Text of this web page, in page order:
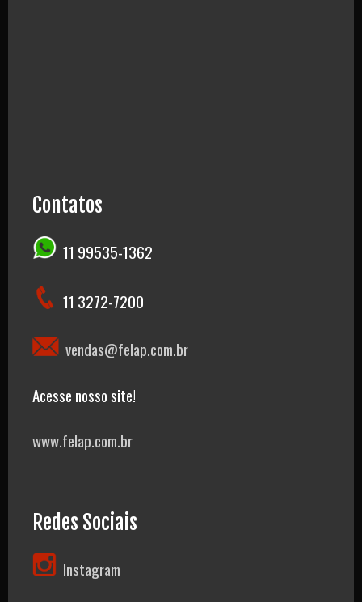
Contatos
11 99535-1362
11 3272-7200
vendas@felap.com.br
Acesse nosso site!
www.felap.com.br
Redes Sociais
Instagram